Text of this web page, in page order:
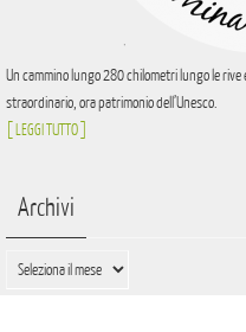
Un cammino lungo 280 chilometri lungo le
straordinario, ora patrimonio dell’Unesco.
[ LEGGI TUTTO ]
Archivi
Archivi